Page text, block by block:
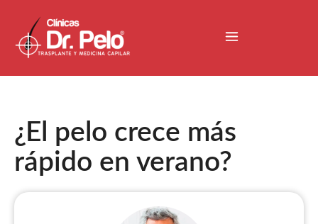
¿El pelo crece más
rápido en verano?